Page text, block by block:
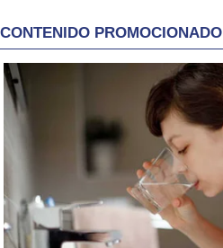
CONTENIDO PROMOCIONADO